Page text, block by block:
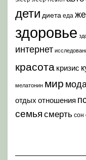
дети диета еда
здоровье
интернет
красота кризис
мелатонин мир
отдых отношения
семья смерть сон